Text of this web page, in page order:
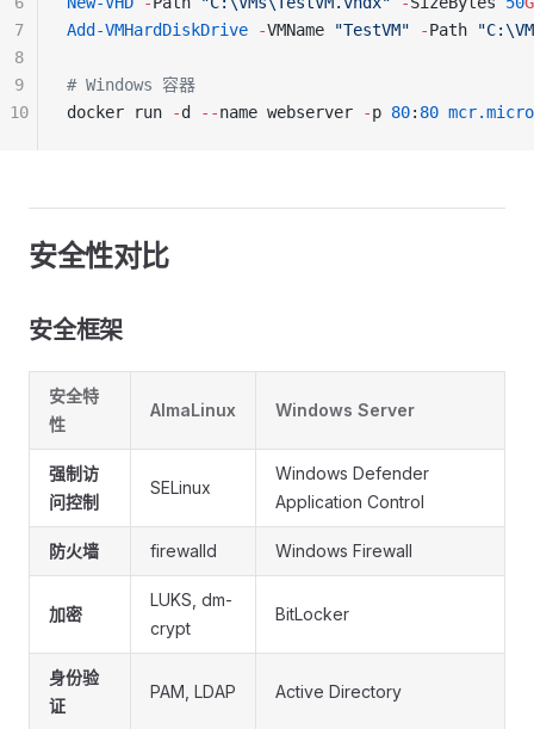
Add-VMHardDiskDrive -VMName "TestVM" -Path
# Windows 容器
docker run
-d --name webserver -p 80: 80
7
8
9
10
安全性对比
安全框架
安全特
性
AlmaLinux Windows Server
强制访
问控制
SELinux
Windows Defender
Application Control
防火墙 firewalld Windows Firewall
加密
LUKS, dm-
crypt
BitLocker
身份验
证
PAM, LDAP Active Directory